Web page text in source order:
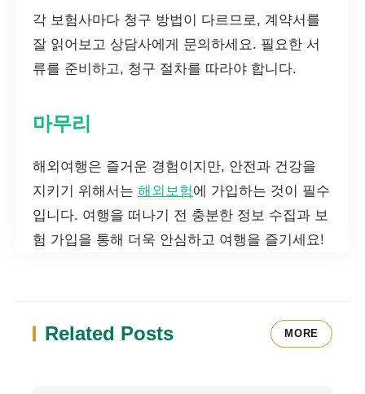
각 보험사마다 청구 방법이 다르므로, 계약서를
잘 읽어보고 상담사에게 문의하세요. 필요한 서
류를 준비하고, 청구 절차를 따라야 합니다.
마무리
해외여행은 즐거운 경험이지만, 안전과 건강을
지키기 위해서는 해외보험에 가입하는 것이 필수
입니다. 여행을 떠나기 전 충분한 정보 수집과 보
험 가입을 통해 더욱 안심하고 여행을 즐기세요!
Related Posts MORE